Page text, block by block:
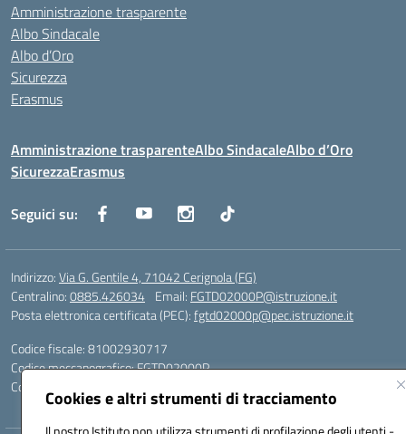
Cookies e altri strumenti di tracciamento
Amministrazione trasparente
Albo Sindacale
Albo d’Oro
Sicurezza
Erasmus
Amministrazione trasparenteAlbo SindacaleAlbo d’Oro
SicurezzaErasmus
Seguici su:
Indirizzo:Via G. Gentile 4, 71042 Cerignola (FG)
Centralino:0885.426034 Email: FGTD02000P@istruzione.it
Posta elettronica certificata (PEC):fgtd02000p@pec.istruzione.it
Codice fiscale: 81002930717
Codice meccanografico:FGTD02000P
Codice unico di fatturazione (CUF): UFUN7Y